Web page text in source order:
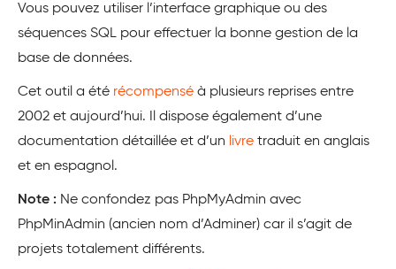
Vous pouvez utiliser l’interface graphique ou des
séquences SQL pour effectuer la bonne gestion de la
base de données.
Cet outil a été récompensé à plusieurs reprises entre
2002 et aujourd’hui. Il dispose également d’une
documentation détaillée et d’un livre traduit en anglais
et en espagnol.
Note : Ne confondez pas PhpMyAdmin avec
PhpMinAdmin (ancien nom d’Adminer) car il s’agit de
projets totalement différents.